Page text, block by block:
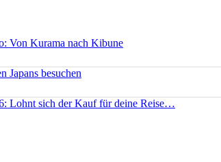
Von Kurama nach Kibune
Japans besuchen
Lohnt sich der Kauf für deine Reise…